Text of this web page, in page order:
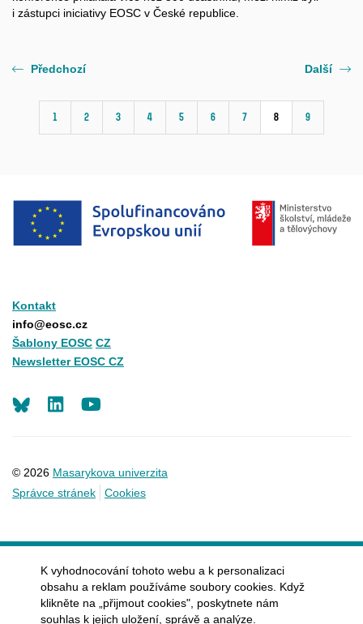
i zástupci iniciativy EOSC v České republice.
Předchozí
1 2 3 4 5 6 7 8 9
Další
Kontakt
info@eosc.cz
Šablony EOSC CZ
Newsletter EOSC CZ
© 2026 Masarykova univerzita
Správce stránek
Cookies
LinkedIn
K vyhodnocování tohoto webu a k personalizaci
obsahu a reklam používáme soubory cookies. Když
klikněte na „přijmout cookies", poskytnete nám
souhlas k jejich uložení, správě a analýze.